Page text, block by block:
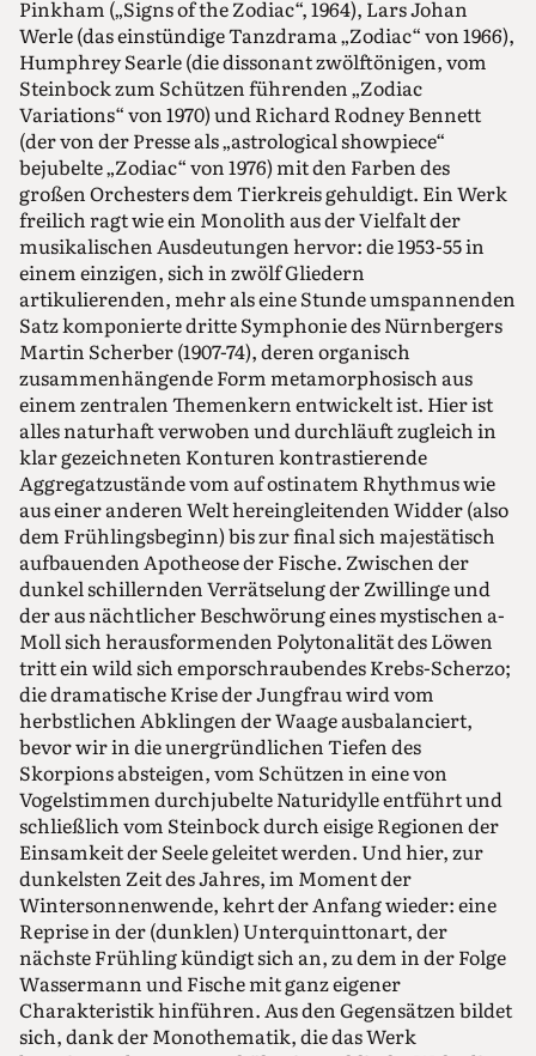
Pinkham („Signs of the Zodiac“, 1964), Lars Johan
Werle (das einstündige Tanzdrama „Zodiac“ von 1966),
Humphrey Searle (die dissonant zwölftönigen, vom
Steinbock zum Schützen führenden „Zodiac
Variations“ von 1970) und Richard Rodney Bennett
(der von der Presse als „astrological showpiece“
bejubelte „Zodiac“ von 1976) mit den Farben des
großen Orchesters dem Tierkreis gehuldigt. Ein Werk
freilich ragt wie ein Monolith aus der Vielfalt der
musikalischen Ausdeutungen hervor: die 1953-55 in
einem einzigen, sich in zwölf Gliedern
artikulierenden, mehr als eine Stunde umspannenden
Satz komponierte dritte Symphonie des Nürnbergers
Martin Scherber (1907-74), deren organisch
zusammenhängende Form metamorphosisch aus
einem zentralen Themenkern entwickelt ist. Hier ist
alles naturhaft verwoben und durchläuft zugleich in
klar gezeichneten Konturen kontrastierende
Aggregatzustände vom auf ostinatem Rhythmus wie
aus einer anderen Welt hereingleitenden Widder (also
dem Frühlingsbeginn) bis zur final sich majestätisch
aufbauenden Apotheose der Fische. Zwischen der
dunkel schillernden Verrätselung der Zwillinge und
der aus nächtlicher Beschwörung eines mystischen a-
Moll sich herausformenden Polytonalität des Löwen
tritt ein wild sich emporschraubendes Krebs-Scherzo;
die dramatische Krise der Jungfrau wird vom
herbstlichen Abklingen der Waage ausbalanciert,
bevor wir in die unergründlichen Tiefen des
Skorpions absteigen, vom Schützen in eine von
Vogelstimmen durchjubelte Naturidylle entführt und
schließlich vom Steinbock durch eisige Regionen der
Einsamkeit der Seele geleitet werden. Und hier, zur
dunkelsten Zeit des Jahres, im Moment der
Wintersonnenwende, kehrt der Anfang wieder: eine
Reprise in der (dunklen) Unterquinttonart, der
nächste Frühling kündigt sich an, zu dem in der Folge
Wassermann und Fische mit ganz eigener
Charakteristik hinführen. Aus den Gegensätzen bildet
sich, dank der Monothematik, die das Werk